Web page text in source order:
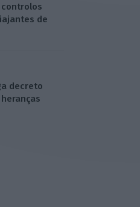
controlos
de
decreto